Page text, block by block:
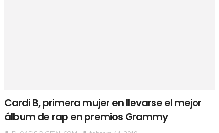
Cardi B, primera mujer en llevarse el mejor
álbum de rap en premios Grammy